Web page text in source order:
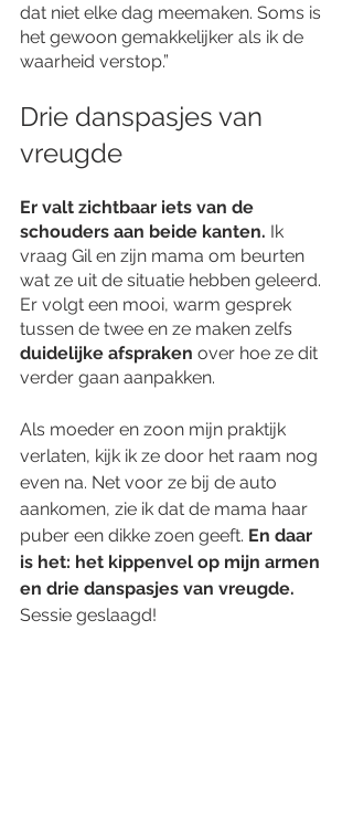
dat niet elke dag meemaken. Soms is
het gewoon gemakkelijker als ik de
waarheid verstop.”
Drie danspasjes van
vreugde
Er valt zichtbaar iets van de
schouders aan beide kanten. Ik
vraag Gil en zijn mama om beurten
wat ze uit de situatie hebben geleerd.
Er volgt een mooi, warm gesprek
tussen de twee en ze maken zelfs
duidelijke afspraken over hoe ze dit
verder gaan aanpakken.
Als moeder en zoon mijn praktijk
verlaten, kijk ik ze door het raam nog
even na. Net voor ze bij de auto
aankomen, zie ik dat de mama haar
puber een dikke zoen geeft. En daar
is het: het kippenvel op mijn armen
en drie danspasjes van vreugde.
Sessie geslaagd!